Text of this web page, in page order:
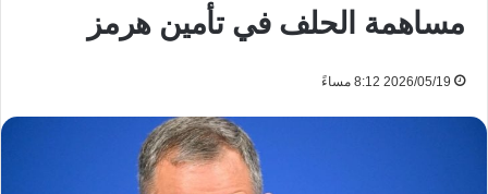
مساهمة الحلف في تأمين هرمز
2026/05/19 8:12 مساءً